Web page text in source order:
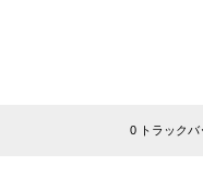
0 トラックバ